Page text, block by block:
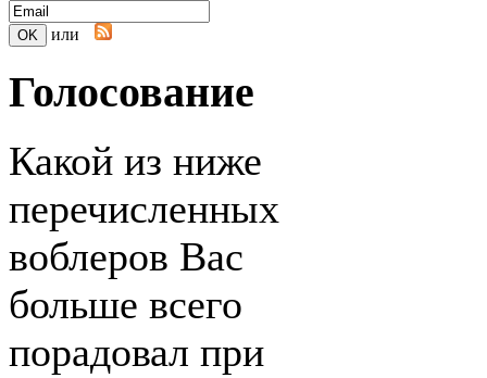
или
Голосование
Какой из ниже
перечисленных
воблеров Вас
больше всего
порадовал при